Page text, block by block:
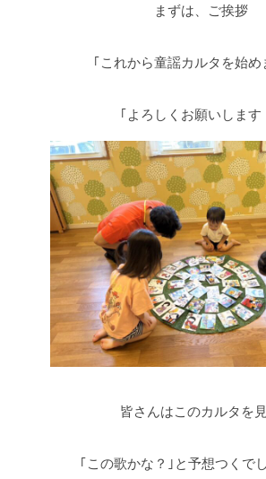
まずは、ご挨拶
｢これから童謡カルタを始め
｢よろしくお願いします
皆さんはこのカルタを
｢この歌かな？｣と予想つくで